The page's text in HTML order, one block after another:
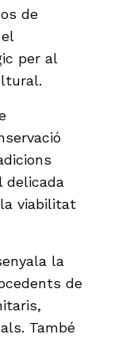
de
per al
delicada
viabilitat
la
de
També